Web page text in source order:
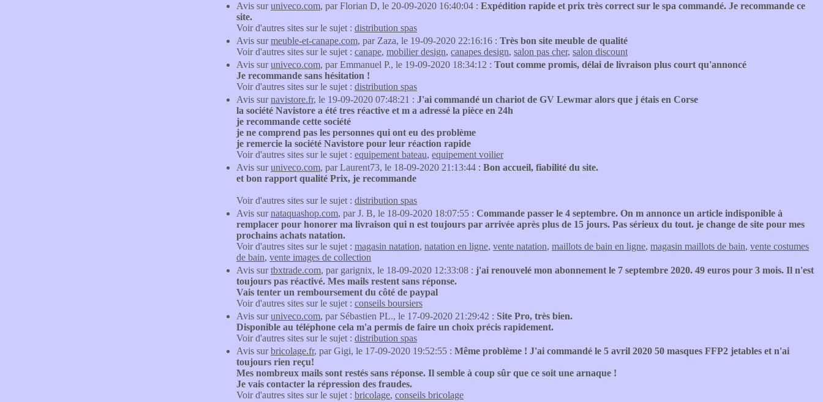
Avis suruniveco.com, par Florian D, le 20-09-2020 16:40:04 : Expédition rapide et prix très correct sur le spa commandé. Je recommande ce
site.
Voir d'autres sites sur le sujet : distribution spas
Avis surmeuble-et-canape.com, par Zaza, le 19-09-2020 22:16:16 : Très bon site meuble de qualité
Voir d'autres sites sur le sujet : canape, mobilier design, canapes design, salon pas cher, salon discount
Avis suruniveco.com, par Emmanuel P., le 19-09-2020 18:34:12 : Tout comme promis, délai de livraison plus court qu'annoncé
Je recommande sans hésitation !
Voir d'autres sites sur le sujet : distribution spas
Avis surnavistore.fr, le 19-09-2020 07:48:21 : J'ai commandé un chariot de GV Lewmar alors que j étais en Corse
la société Navistore a été tres réactive et m a adressé la pièce en 24h
je recommande cette société
je ne comprend pas les personnes qui ont eu des problème
je remercie la société Navistore pour leur réaction rapide
Voir d'autres sites sur le sujet : equipement bateau, equipement voilier
Avis suruniveco.com, par Laurent73, le 18-09-2020 21:13:44 : Bon accueil, fiabilité du site.
et bon rapport qualité Prix, je recommande
Voir d'autres sites sur le sujet : distribution spas
Avis surnataquashop.com, par J. B, le 18-09-2020 18:07:55 : Commande passer le 4 septembre. On m annonce un article indisponible à
remplacer pour honorer ma livraison qui n est toujours par arrivée après plus de 15 jours. Pas sérieux du tout. je change de site pour mes
prochains achats natation.
Voir d'autres sites sur le sujet : magasin natation, natation en ligne, vente natation, maillots de bain en ligne, magasin maillots de bain, vente costumes
de bain, vente images de collection
Avis surtbxtrade.com, par garignix, le 18-09-2020 12:33:08 : j'ai renouvelé mon abonnement le 7 septembre 2020. 49 euros pour 3 mois. Il n'est
toujours pas réactivé. Mes mails restent sans réponse.
Vais tenter un remboursement du côté de paypal
Voir d'autres sites sur le sujet : conseils boursiers
Avis suruniveco.com, par Sébastien PL., le 17-09-2020 21:29:42 : Site Pro, très bien.
Disponible au téléphone cela m'a permis de faire un choix précis rapidement.
Voir d'autres sites sur le sujet : distribution spas
Avis surbricolage.fr, par Gigi, le 17-09-2020 19:52:55 : Même problème ! J'ai commandé le 5 avril 2020 50 masques FFP2 jetables et n'ai
toujours rien reçu!
Mes nombreux mails sont restés sans réponse. Il semble à coup sûr que ce soit une arnaque !
Je vais contacter la répression des fraudes.
Voir d'autres sites sur le sujet : bricolage, conseils bricolage